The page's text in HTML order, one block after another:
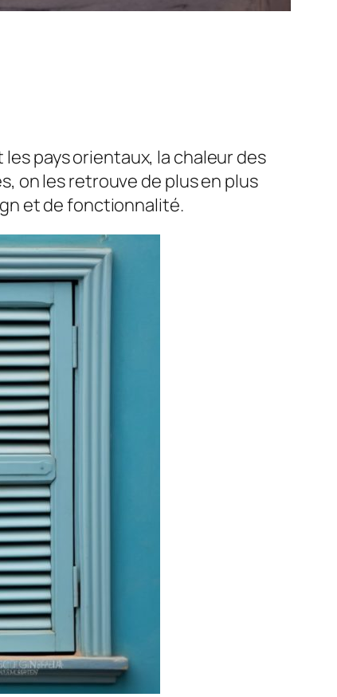
pays orientaux, la chaleur des
on les retrouve de plus en plus
et de fonctionnalité.